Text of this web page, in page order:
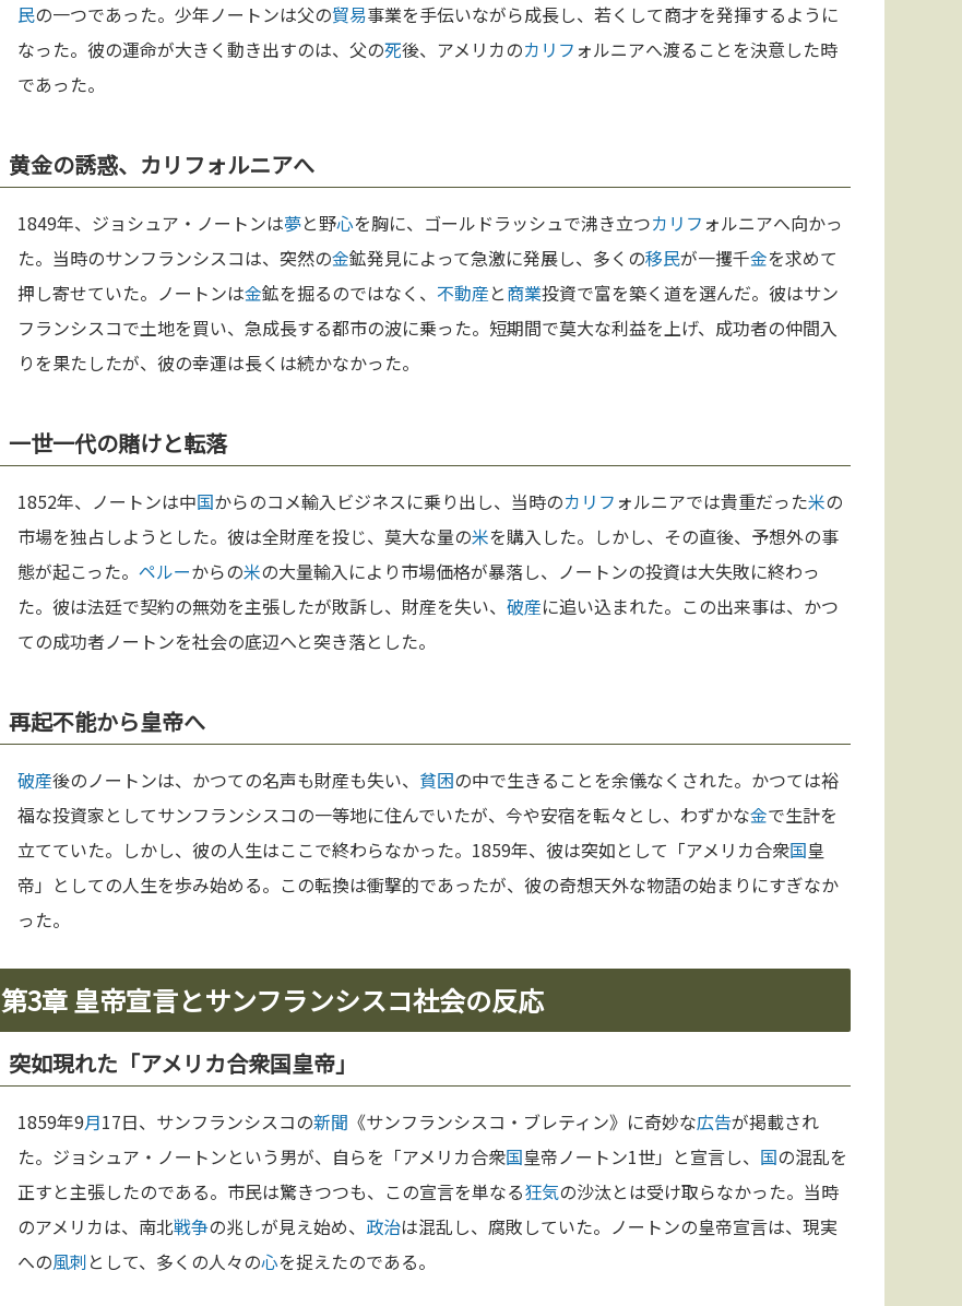
民の一つであった。少年ノートンは父の貿易事業を手伝いながら成長し、若くして商才を発揮するように
なった。彼の運命が大きく動き出すのは、父の死後、アメリカのカリフ ォルニアへ渡ることを決意した時
であった。
黄金の誘惑、カリフォルニアへ
1849年、ジョシュア・ノートンは夢と野心を胸に、ゴールドラッシュで沸き立つカリフ ォルニアへ向かっ
た。当時のサンフランシスコは、突然の金鉱発見によって急激に発展し、多くの移民が一攫千金を求めて
押し寄せていた。ノートンは金鉱を掘るのではなく、 不動産と商業投資で富を築く道を選んだ。彼はサン
フランシスコで土地を買い、急成長する都市の波に乗った。短期間で莫大な利益を上げ、成功者の仲間入
りを果たしたが、彼の幸運は長くは続かなかった。
一世一代の賭けと転落
1852年、ノートンは中国からのコメ輸入ビジネスに乗り出し、当時のカリフ ォルニアでは貴重だった米の
市場を独占しようとした。彼は全財産を投じ、莫大な量の米を購入した。しかし、その直後、予想外の事
態が起こった。 ペルーからの米の大量輸入により市場価格が暴落し、ノートンの投資は大失敗に終わっ
た。彼は法廷で契約の無効を主張したが敗訴し、財産を失い、 破産に追い込まれた。この出来事は、かつ
ての成功者ノートンを社会の底辺へと突き落とした。
再起不能から皇帝へ
破産後のノートンは、かつての名声も財産も失い、 貧困の中で生きることを余儀なくされた。かつては裕
福な投資家としてサンフランシスコの一等地に住んでいたが、今や安宿を転々とし、わずかな金で生計を
立てていた。しかし、彼の人生はここで終わらなかった。1859年、彼は突如として「アメリカ合衆国皇
帝」としての人生を歩み始める。この転換は衝撃的であったが、彼の奇想天外な物語の始まりにすぎなか
った。
第3章 皇帝宣言とサンフランシスコ社会の反応
突如現れた「アメリカ合衆国皇帝」
1859年9月17日、サンフランシスコの新聞 《サンフランシスコ・ブレティン》に奇妙な広告が掲載され
た。ジョシュア・ノートンという男が、自らを「アメリカ合衆国皇帝ノートン1世」と宣言し、 国の混乱を
正すと主張したのである。市民は驚きつつも、この宣言を単なる狂気の沙汰とは受け取らなかった。当時
のアメリカは、南北戦争の兆しが見え始め、 政治は混乱し、腐敗していた。ノートンの皇帝宣言は、現実
への風刺として、多くの人々の心を捉えたのである。